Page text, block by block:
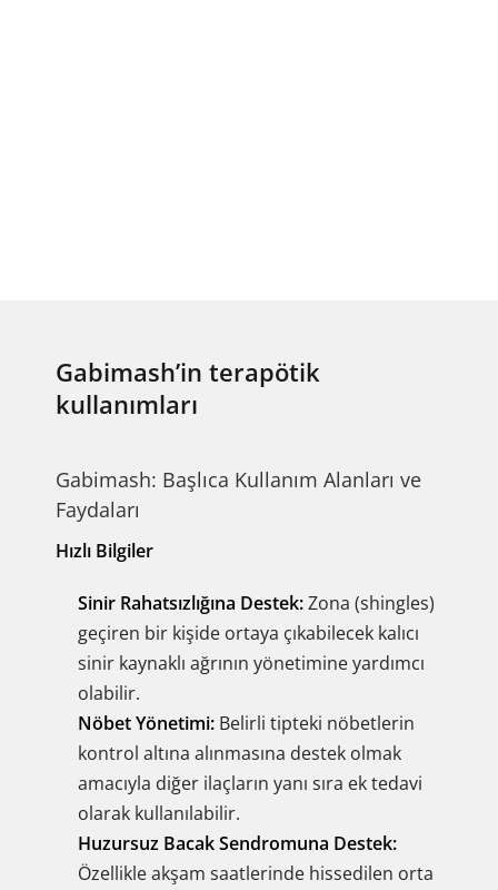
Gabimash’in terapötik
kullanımları
Gabimash: Başlıca Kullanım Alanları ve
Faydaları
Hızlı Bilgiler
Sinir Rahatsızlığına Destek:Zona (shingles)
geçiren bir kişide ortaya çıkabilecek kalıcı
sinir kaynaklı ağrının yönetimine yardımcı
olabilir.
Nöbet Yönetimi: Belirli tipteki nöbetlerin
kontrol altına alınmasına destek olmak
amacıyla diğer ilaçların yanı sıra ek tedavi
olarak kullanılabilir.
Huzursuz Bacak Sendromuna Destek:
Özellikle akşam saatlerinde hissedilen orta